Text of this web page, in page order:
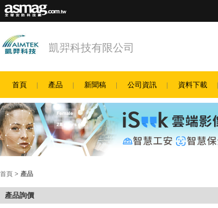
凱羿科技有限公司
首頁 產品 新聞稿 公司資訊 資料下載
首頁 > 產品
產品詢價